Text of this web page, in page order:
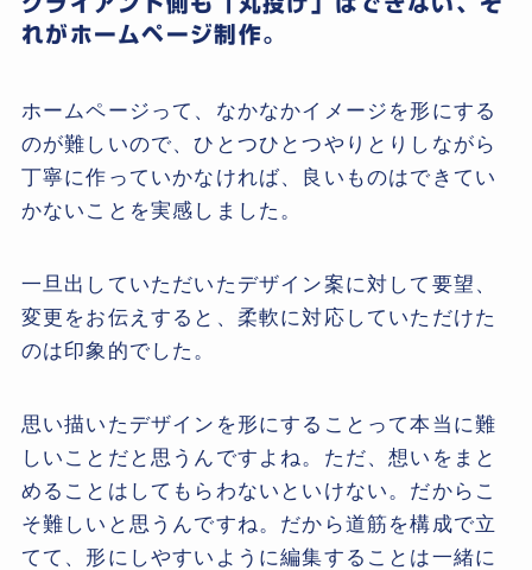
れがホームページ制作。
ホームページって、なかなかイメージを形にする
のが難しいので、ひとつひとつやりとりしながら
丁寧に作っていかなければ、良いものはできてい
かないことを実感しました。
一旦出していただいたデザイン案に対して要望、
変更をお伝えすると、柔軟に対応していただけた
のは印象的でした。
思い描いたデザインを形にすることって本当に難
しいことだと思うんですよね。ただ、想いをまと
めることはしてもらわないといけない。だからこ
そ難しいと思うんですね。だから道筋を構成で立
てて、形にしやすいように編集することは一緒に